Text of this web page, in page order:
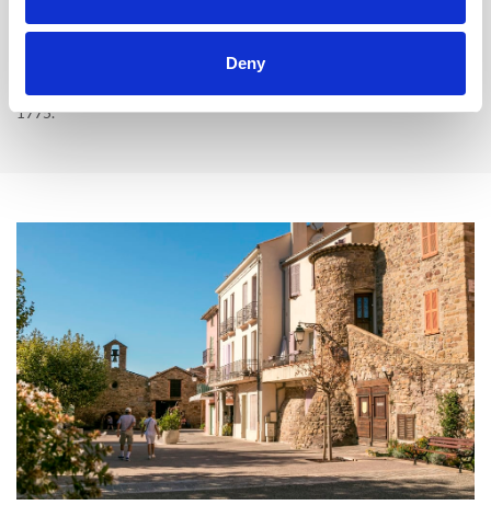
Deny
Monastère et chapelle Notre-Dame-de-Pitié: klosterog kapell
Den romerske akvedukten, l'aqueduc des 25 Arches,
1775.